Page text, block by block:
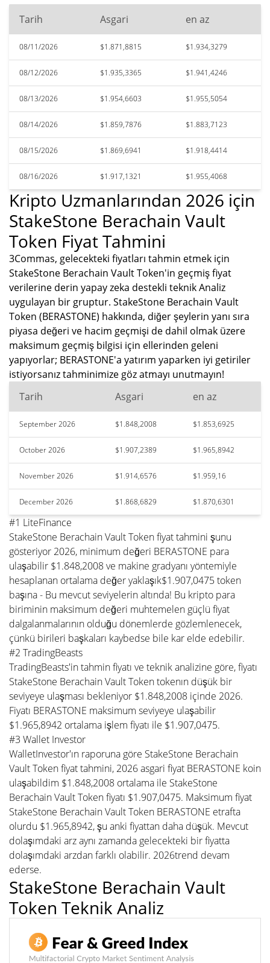
Tarih Asgari en az
08/11/2026 $1.871,8815 $1.934,3279
08/12/2026 $1.935,3365 $1.941,4246
08/13/2026 $1.954,6603 $1.955,5054
08/14/2026 $1.859,7876 $1.883,7123
08/15/2026 $1.869,6941 $1.918,4414
08/16/2026 $1.917,1321 $1.955,4068
Kripto Uzmanlarından 2026 için
StakeStone Berachain Vault
Token Fiyat Tahmini
3Commas, gelecekteki fiyatları tahmin etmek için
StakeStone Berachain Vault Token'in geçmiş fiyat
verilerine derin yapay zeka destekli teknik Analiz
uygulayan bir gruptur. StakeStone Berachain Vault
Token (BERASTONE) hakkında, diğer şeylerin yanı sıra
piyasa değeri ve hacim geçmişi de dahil olmak üzere
maksimum geçmiş bilgisi için ellerinden geleni
yapıyorlar; BERASTONE'a yatırım yaparken iyi getiriler
istiyorsanız tahminimize göz atmayı unutmayın!
Tarih
Asgari en az
September 2026 $1.848,2008 $1.853,6925
October 2026 $1.907,2389 $1.965,8942
November 2026 $1.914,6576 $1.959,16
December 2026 $1.868,6829 $1.870,6301
#1 LiteFinance
StakeStone Berachain Vault Token fiyat tahmini şunu
gösteriyor 2026, minimum değeri BERASTONE para
ulaşabilir $1.848,2008 ve makine gradyanı yöntemiyle
hesaplanan ortalama değer yaklaşık$1.907,0475 token
başına - Bu mevcut seviyelerin altında! Bu kripto para
biriminin maksimum değeri muhtemelen güçlü fiyat
dalgalanmalarının olduğu dönemlerde gözlemlenecek,
çünkü birileri başkaları kaybedse bile kar elde edebilir.
#2 TradingBeasts
TradingBeasts'in tahmin fiyatı ve teknik analizine göre, fiyatı
StakeStone Berachain Vault Token tokenın düşük bir
seviyeye ulaşması bekleniyor $1.848,2008 içinde 2026.
Fiyatı BERASTONE maksimum seviyeye ulaşabilir
$1.965,8942 ortalama işlem fiyatı ile $1.907,0475.
#3 Wallet Investor
WalletInvestor'ın raporuna göre StakeStone Berachain
Vault Token fiyat tahmini, 2026 asgari fiyat BERASTONE koin
ulaşabildim $1.848,2008 ortalama ile StakeStone
Berachain Vault Token fiyatı $1.907,0475. Maksimum fiyat
StakeStone Berachain Vault Token BERASTONE etrafta
olurdu $1.965,8942, şu anki fiyattan daha düşük. Mevcut
dolaşımdaki arz aynı zamanda gelecekteki bir fiyatta
dolaşımdaki arzdan farklı olabilir. 2026trend devam
ederse.
StakeStone Berachain Vault
Token Teknik Analiz